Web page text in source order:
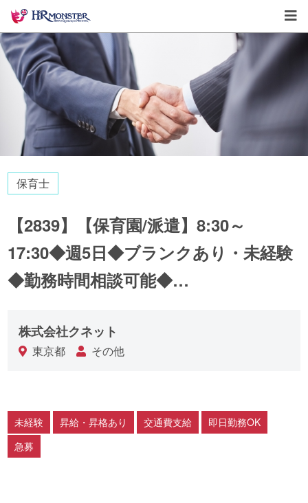
保育士
【2839】【保育園/派遣】8:30～
17:30◆週5日◆ブランクあり・未経験
◆勤務時間相談可能◆…
株式会社クネット
東京都 その他
未経験 昇給・昇格あり 交通費支給
即日勤務OK
急募